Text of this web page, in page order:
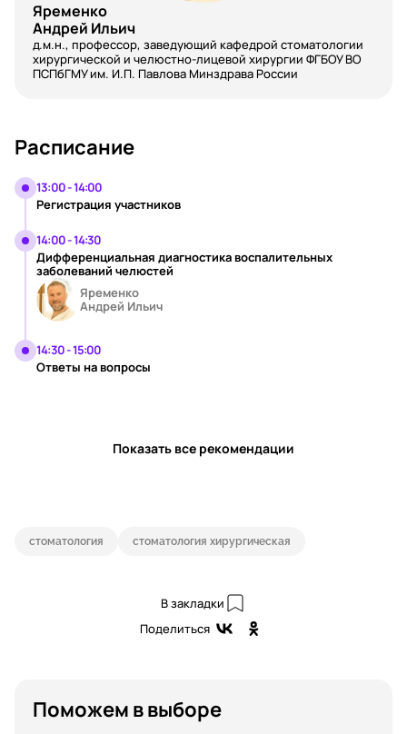
Яременко
Андрей Ильич
д.м.н., профессор, заведующий кафедрой стоматологии
хирургической и челюстно-лицевой хирургии ФГБОУ ВО
ПСПбГМУ им. И.П. Павлова Минздрава России
Расписание
13:00 - 14:00
Регистрация участников
14:00 - 14:30
Дифференциальная диагностика воспалительных
заболеваний челюстей
Яременко
Андрей Ильич
14:30 - 15:00
Ответы на вопросы
Показать все рекомендации
стоматология стоматология хирургическая
В закладки
Поделиться
Поможем в выборе